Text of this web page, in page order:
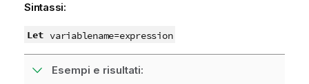
Sintassi:
Let variablename=expression
Esempi e risultati: